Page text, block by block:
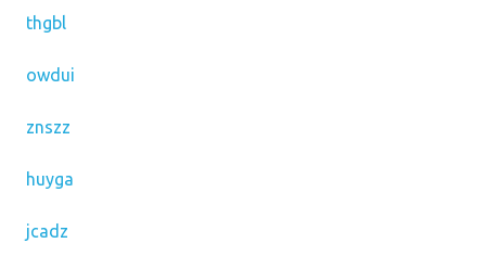
thgbl
owdui
znszz
huyga
jcadz